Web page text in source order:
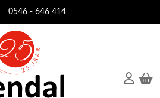
0546 - 646 414